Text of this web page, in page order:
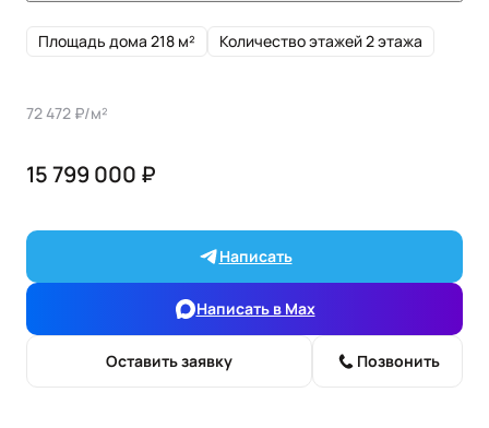
Площадь дома 218 м² Количество этажей 2 этажа
72 472 ₽/м²
15 799 000 ₽
Написать
Написать в Max
Оставить заявку Позвонить